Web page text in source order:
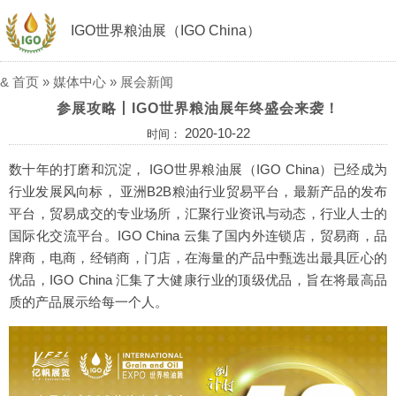
IGO世界粮油展（IGO China）
& 首页 » 媒体中心 » 展会新闻
参展攻略丨IGO世界粮油展年终盛会来袭！
时间： 2020-10-22
数十年的打磨和沉淀， IGO世界粮油展（IGO China）已经成为
行业发展风向标， 亚洲B2B粮油行业贸易平台，最新产品的发布
平台，贸易成交的专业场所，汇聚行业资讯与动态，行业人士的
国际化交流平台。IGO China 云集了国内外连锁店，贸易商，品
牌商，电商，经销商，门店，在海量的产品中甄选出最具匠心的
优品，IGO China 汇集了大健康行业的顶级优品，旨在将最高品
质的产品展示给每一个人。